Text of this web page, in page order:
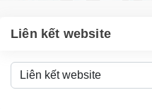
Liên kết website